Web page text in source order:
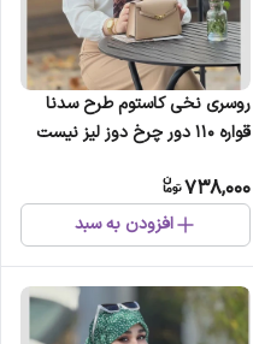
روسری نخی کاستوم طرح سدنا
قواره 110 دور چرخ دوز لیز نیست
738,000
افزودن به سبد